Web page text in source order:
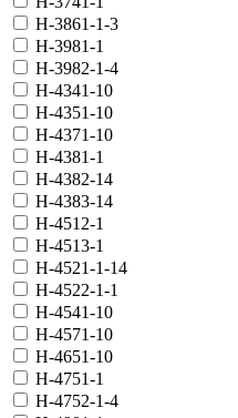
H-3861-1-3
H-3981-1
H-3982-1-4
H-4341-10
H-4351-10
H-4371-10
H-4381-1
H-4382-14
H-4383-14
H-4512-1
H-4513-1
H-4521-1-14
H-4522-1-1
H-4541-10
H-4571-10
H-4651-10
H-4751-1
H-4752-1-4